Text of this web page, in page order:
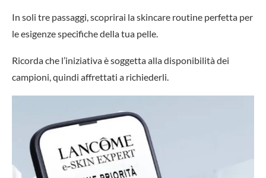
In soli tre passaggi, scoprirai la skincare routine perfetta per
le esigenze specifiche della tua pelle.
Ricorda che l’iniziativa è soggetta alla disponibilità dei
campioni, quindi affrettati a richiederli.